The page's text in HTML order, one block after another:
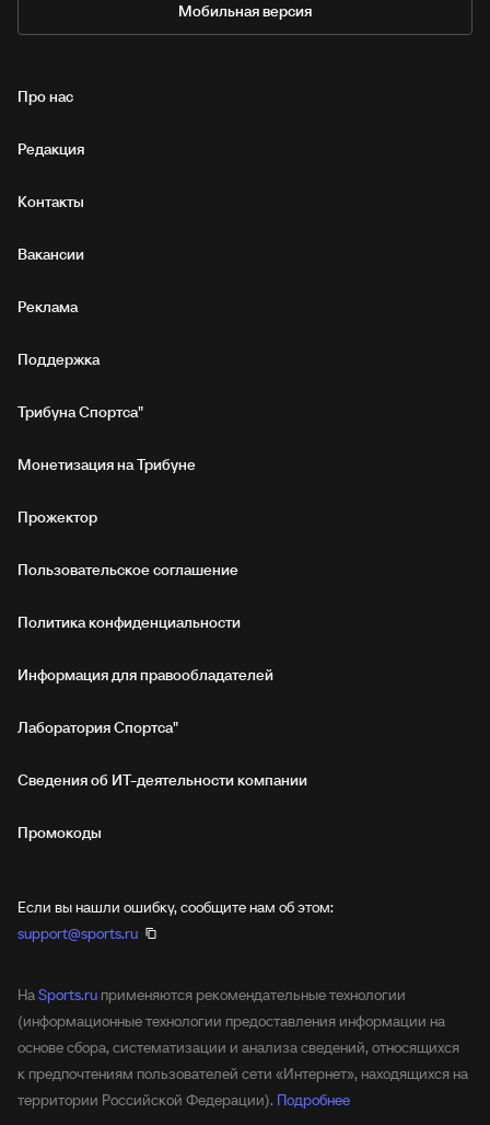
Мобильная версия
Про нас
Редакция
Контакты
Вакансии
Реклама
Поддержка
Трибуна Спортса"
Монетизация на Трибуне
Прожектор
Пользовательское соглашение
Политика конфиденциальности
Информация для правообладателей
Лаборатория Спортса"
Сведения об ИТ‑деятельности компании
Промокоды
Если вы нашли ошибку, сообщите нам об этом:
support@sports.ru
НаSports.ru применяются рекомендательные технологии
(информационные технологии предоставления информации на
основе сбора, систематизации и анализа сведений, относящихся
к предпочтениям пользователей сети «Интернет», находящихся на
территории Российской Федерации). Подробнее